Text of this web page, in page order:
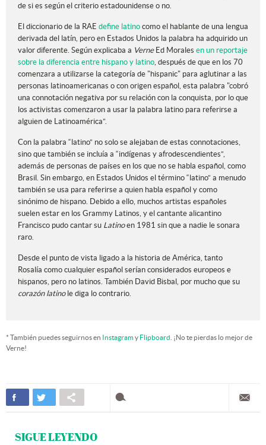
de si es según el criterio estadounidense o no.
El diccionario de la RAE define latino como el hablante de una lengua
derivada del latín, pero en Estados Unidos la palabra ha adquirido un
valor diferente. Según explicaba a VerneEd Morales en un reportaje
sobre la diferencia entre hispano y latino , después de que en los 70
comenzara a utilizarse la categoría de "hispanic" para aglutinar a las
personas latinoamericanas o con origen español, esta palabra "cobró
una connotación negativa por su relación con la conquista, por lo que
los activistas comenzaron a usar la palabra latino para referirse a
alguien de Latinoamérica”.
Con la palabra “latino” no solo se alejaban de estas connotaciones,
sino que también se incluía a “indígenas y afrodescendientes”,
además de personas de países en los que no se habla español, como
Brasil. Sin embargo, en Estados Unidos el término “latino” a menudo
también se usa para referirse a quien habla español y como
sinónimo de hispano. Debido a ello, muchos artistas españoles
suelen estar en los Grammy Latinos, y el cantante alicantino
Francisco pudo cantar su Latinoen 1981 sin que a nadie le sonara
raro.
Desde el punto de vista ligado a la historia de América, tanto
Rosalía como cualquier español serían considerados europeos e
hispanos, pero no latinos. También David Bisbal, por mucho que su
corazón latinole diga lo contrario.
* También puedes seguirnos en Instagramy Flipboard . ¡No te pierdas lo mejor de
Verne!
SIGUE LEYENDO